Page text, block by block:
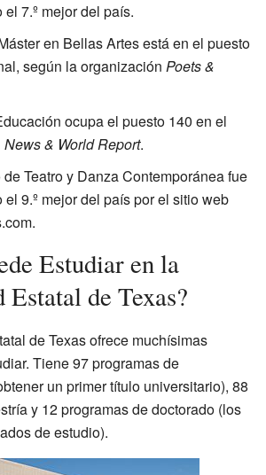
7.º mejor del país.
en Bellas Artes está en el puesto
según la organización Poets &
ocupa el puesto 140 en el
News & World Report.
Teatro y Danza Contemporánea fue
9.º mejor del país por el sitio web
Estudiar en la
de Texas?
de Texas ofrece muchísimas
Tiene 97 programas de
un primer título universitario), 88
y 12 programas de doctorado (los
de estudio).